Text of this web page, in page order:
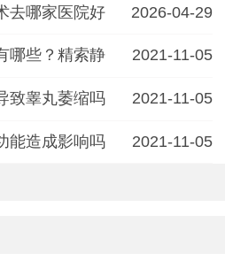
去哪家医院好 2026-04-29
哪些？精索静 2021-11-05
致睾丸萎缩吗 2021-11-05
能造成影响吗 2021-11-05